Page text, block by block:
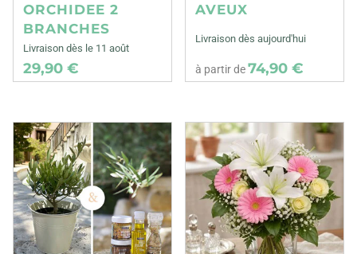
ORCHIDEE 2
BRANCHES
Livraison dès le 11 août
29,90 €
AVEUX
Livraison dès aujourd'hui
à partir de74,90 €